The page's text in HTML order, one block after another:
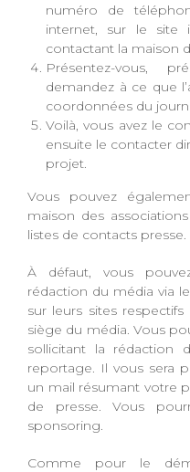
numéro de
internet, sur le site
contactant la maison
Présentez-vous,
demandez à ce que
coordonnées du
Voilà, vous avez le
ensuite le contacter
projet.
Vous pouvez
maison des
listes de contacts presse.
À défaut, vous
rédaction du média via
sur leurs sites
siège du média. Vous
sollicitant la rédaction
reportage. Il vous sera
un mail résumant votre
de presse. Vous
sponsoring.
Comme pour le